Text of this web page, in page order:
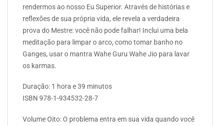
rendermos ao nosso Eu Superior. Através de histórias e
reflexões de sua própria vida, ele revela a verdadeira
prova do Mestre: você não pode falhar! Inclui uma bela
meditação para limpar o arco, como tomar banho no
Ganges, usar o mantra Wahe Guru Wahe Jio para lavar
os karmas.
Duração: 1 hora e 39 minutos
ISBN 978-1-934532-28-7
Volume Oito: O problema entra em sua vida quando você